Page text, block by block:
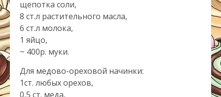
щепотка соли,
8 ст.л растительного масла,
6 ст.л молока,
1 яйцо,
~ 400р. муки.
Для медово-ореховой начинки:
1ст. любых орехов,
0,5 ст. меда,